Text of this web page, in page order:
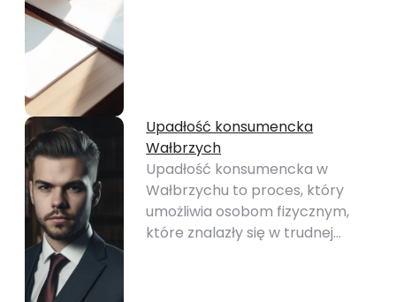
Upadłość konsumencka
Wałbrzych
Upadłość konsumencka w
Wałbrzychu to proces, który
umożliwia osobom fizycznym,
które znalazły się w trudnej…